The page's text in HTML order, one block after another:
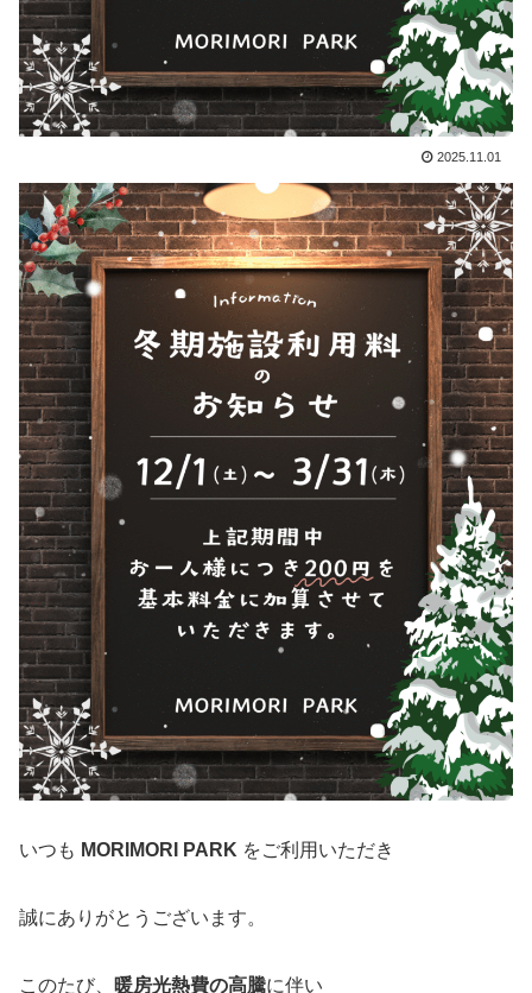
2025.11.01
いつも MORIMORI PARK をご利用いただき
誠にありがとうございます。
このたび、 暖房光熱費の高騰に伴い